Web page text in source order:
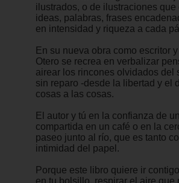
ilustrados, o de ilustraciones
ideas, palabras, frases
en intensidad y riqueza a cada
En su nueva obra como escritor
Otero se recrea en verbalizar
airear los rincones olvidados del
sin reparo -desde la libertad y el
cosas a las cosas.
El autor y tú en la confianza de
compartida en un café o en la
paseo junto al río, que es tanto
intimidad del papel.
Porque este libro quiere ir